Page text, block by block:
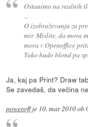
Ostanimo na realnih
...
O izobraževanju za
mir. Mislite, da mora
mora v Openoffice
Tako hudo blond pa
Ja, kaj pa Print? Draw
Se zavedaš, da večina
poweroffje 10. mar 2010 ob